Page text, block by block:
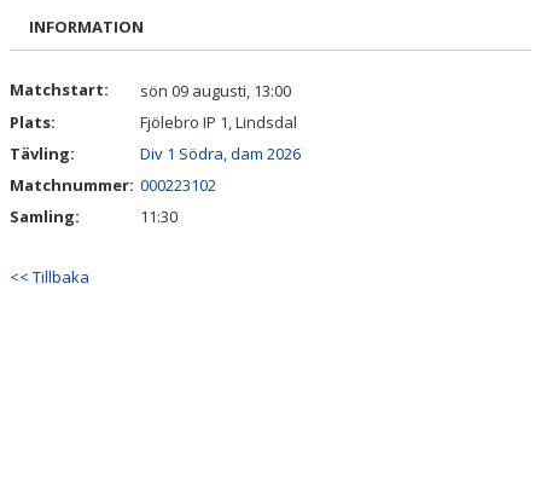
DOKUMENT
MATCHER
DIV. 1 SÖDRA
DAM AKADEMI - DIVISION 2
INFORMATION
Matchstart:
sön 09 augusti, 13:00
Plats:
Fjölebro IP 1, Lindsdal
Tävling:
Div 1 Södra, dam 2026
Matchnummer: 000223102
Samling:
11:30
<< Tillbaka